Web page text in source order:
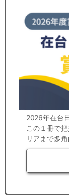
2026年在台
この１冊で
リアまで多